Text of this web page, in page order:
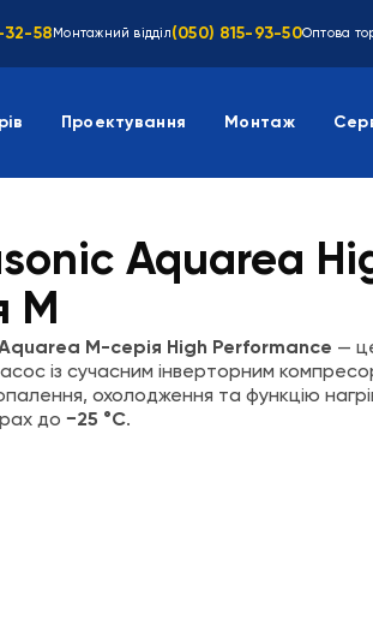
32-58 Монтажний відділ(050) 815-93-50Оптова
Проектування Монтаж
Aquarea
M
M-серія High Performance —
із сучасним інверторним
охолодження та функцію
до −25 °C.